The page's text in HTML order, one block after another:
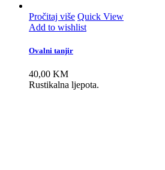
Pročitaj više Quick View
Add to wishlist
Ovalni tanjir
40,00 KM
Rustikalna ljepota.